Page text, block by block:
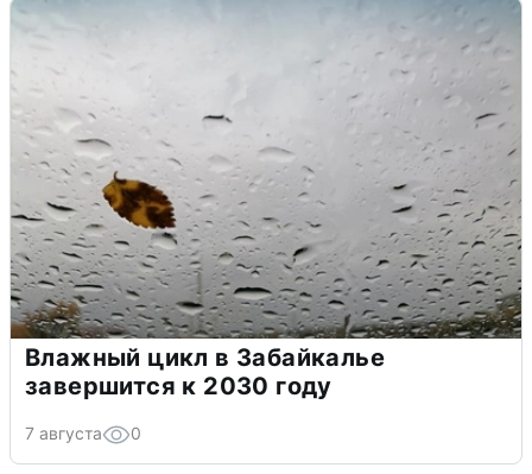
Влажный цикл в Забайкалье
завершится к 2030 году
7 августа 0